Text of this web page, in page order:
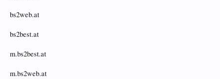
bs2web.at
bs2best.at
m.bs2best.at
m.bs2web.at